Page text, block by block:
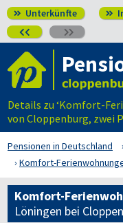
 Unterkünfte 
 
Details zu ‘Komfort-
von Cloppenburg, zwei
Pensionen in Deutschland
Komfort-
Komfort-
Löningen bei